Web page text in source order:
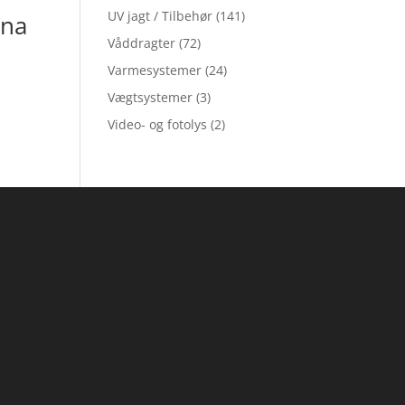
UV jagt / Tilbehør (141)
Våddragter (72)
Varmesystemer (24)
Vægtsystemer (3)
Video- og fotolys (2)